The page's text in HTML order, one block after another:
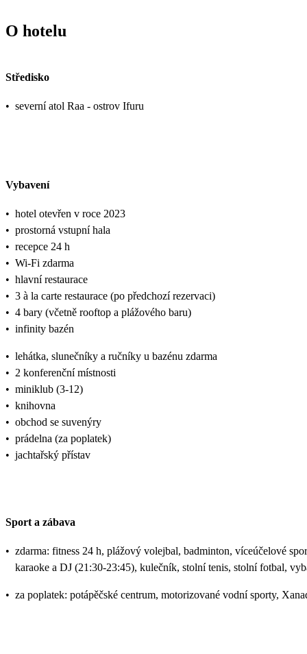
O hotelu
Středisko
• severní atol Raa - ostrov Ifuru
Vybavení
• hotel otevřen v roce 2023
• prostorná vstupní hala
• recepce 24 h
• Wi-Fi zdarma
• hlavní restaurace
• 3 à la carte restaurace (po předchozí rezervaci)
• 4 bary (včetně rooftop a plážového baru)
• infinity bazén
• lehátka, slunečníky a ručníky u bazénu zdarma
• 2 konferenční místnosti
• miniklub (3-12)
• knihovna
• obchod se suvenýry
• prádelna (za poplatek)
• jachtařský přístav
Sport a zábava
• zdarma: fitness 24 h, plážový volejbal, badminton, víceúčelové
karaoke a DJ (21:30-23:45), kulečník, stolní tenis, stolní fotbal,
• za poplatek: potápěčské centrum, motorizované vodní sporty,